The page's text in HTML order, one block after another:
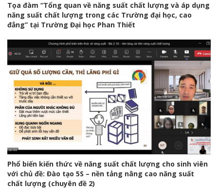
Tọa đàm “Tổng quan về năng suất chất lượng và áp dụng
năng suất chất lượng trong các Trường đại học, cao
đẳng” tại Trường Đại học Phan Thiết
Phổ biến kiến thức về năng suất chất lượng cho sinh viên
với chủ đề: Đào tạo 5S – nền tảng nâng cao năng suất
chất lượng (chuyên đề 2)